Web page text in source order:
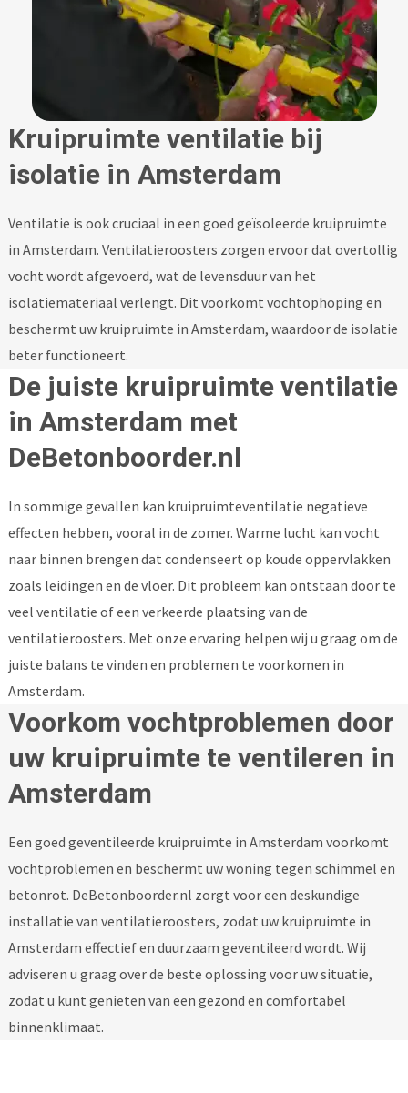
Kruipruimte ventilatie bij
isolatie in Amsterdam
Ventilatie is ook cruciaal in een goed geïsoleerde kruipruimte
in Amsterdam. Ventilatieroosters zorgen ervoor dat overtollig
vocht wordt afgevoerd, wat de levensduur van het
isolatiemateriaal verlengt. Dit voorkomt vochtophoping en
beschermt uw kruipruimte in Amsterdam, waardoor de isolatie
beter functioneert.
De juiste kruipruimte ventilatie
in Amsterdam met
DeBetonboorder.nl
In sommige gevallen kan kruipruimteventilatie negatieve
effecten hebben, vooral in de zomer. Warme lucht kan vocht
naar binnen brengen dat condenseert op koude oppervlakken
zoals leidingen en de vloer. Dit probleem kan ontstaan door te
veel ventilatie of een verkeerde plaatsing van de
ventilatieroosters. Met onze ervaring helpen wij u graag om de
juiste balans te vinden en problemen te voorkomen in
Amsterdam.
Voorkom vochtproblemen door
uw kruipruimte te ventileren in
Amsterdam
Een goed geventileerde kruipruimte in Amsterdam voorkomt
vochtproblemen en beschermt uw woning tegen schimmel en
betonrot. DeBetonboorder.nl zorgt voor een deskundige
installatie van ventilatieroosters, zodat uw kruipruimte in
Amsterdam effectief en duurzaam geventileerd wordt. Wij
adviseren u graag over de beste oplossing voor uw situatie,
zodat u kunt genieten van een gezond en comfortabel
binnenklimaat.